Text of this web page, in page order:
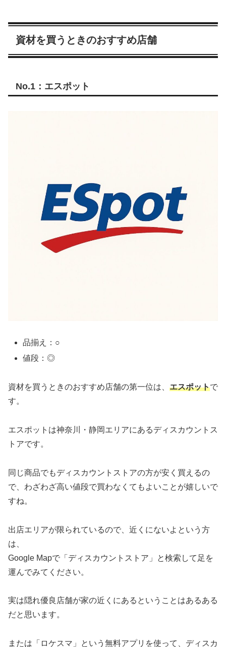
資材を買うときのおすすめ店舗
No.1：エスポット
品揃え：○
値段：◎
資材を買うときのおすすめ店舗の第一位は、 エスポットで
す。
エスポットは神奈川・静岡エリアにあるディスカウントス
トアです。
同じ商品でもディスカウントストアの方が安く買えるの
で、わざわざ高い値段で買わなくてもよいことが嬉しいで
すね。
出店エリアが限られているので、近くにないよという方
は、
Google Mapで「ディスカウントストア」と検索して足を
運んでみてください。
実は隠れ優良店舗が家の近くにあるということはあるある
だと思います。
または「ロケスマ」という無料アプリを使って、ディスカ